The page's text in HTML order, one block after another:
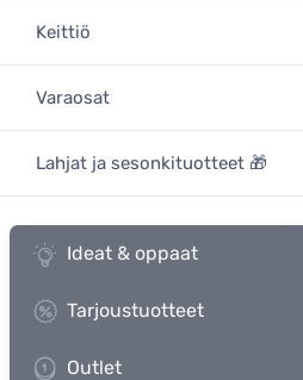
Keittiö
Varaosat
Lahjat ja sesonkituotteet 🎁
Ideat & oppaat
Tarjoustuotteet
Outlet